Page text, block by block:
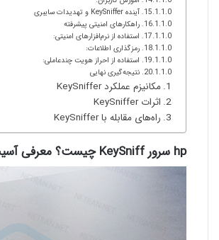
آینده KeySniffer و تهدیدات سایبری
راهکارهای امنیتی پیشرفته
استفاده از نرم‌افزارهای امنیتی:
رمزگذاری اطلاعات:
استفاده از احراز هویت چندعاملی:
نتیجه‌گیری نهایی
مکانیزم عملکرد KeySniffer
اثرات KeySniffer
راه‌های مقابله با KeySniffer
hp سرور KeySniff چیست؟ معرفی آسیب‌پذیری کیبورد